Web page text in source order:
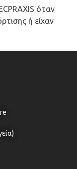
όταν
ή είχαν